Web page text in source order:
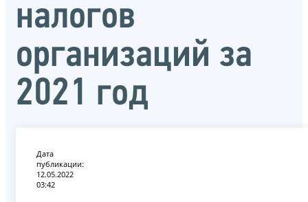
налогов
организаций за
2021 год
Дата
публикации:
12.05.2022
03:42